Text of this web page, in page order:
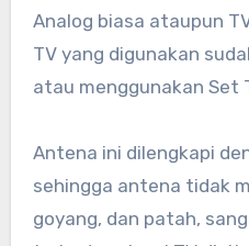
Analog biasa ataupun
TV yang digunakan
atau menggunakan Set
Antena ini dilengkapi
sehingga antena tidak
goyang, dan patah,